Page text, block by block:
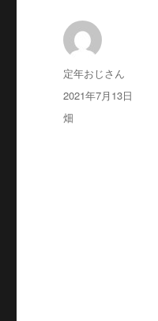
投
稿
定年おじさん
投
稿
2021年7月13日
カ
畑